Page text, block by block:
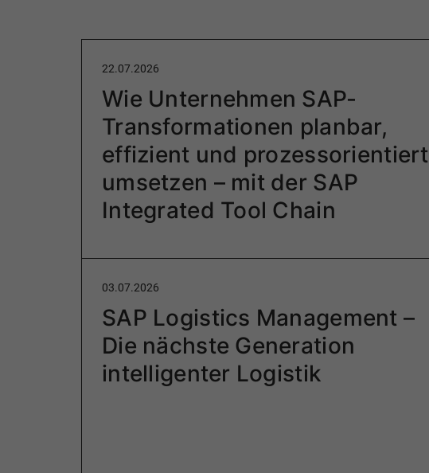
22.07.2026
Wie Unternehmen SAP-
Transformationen planbar,
effizient und prozessorientiert
umsetzen – mit der SAP
Integrated Tool Chain
03.07.2026
SAP Logistics Management –
Die nächste Generation
intelligenter Logistik